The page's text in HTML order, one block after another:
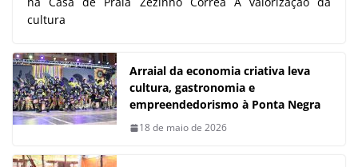
cultura
Arraial da economia criativa leva
cultura, gastronomia e
empreendedorismo à Ponta Negra
18 de maio de 2026